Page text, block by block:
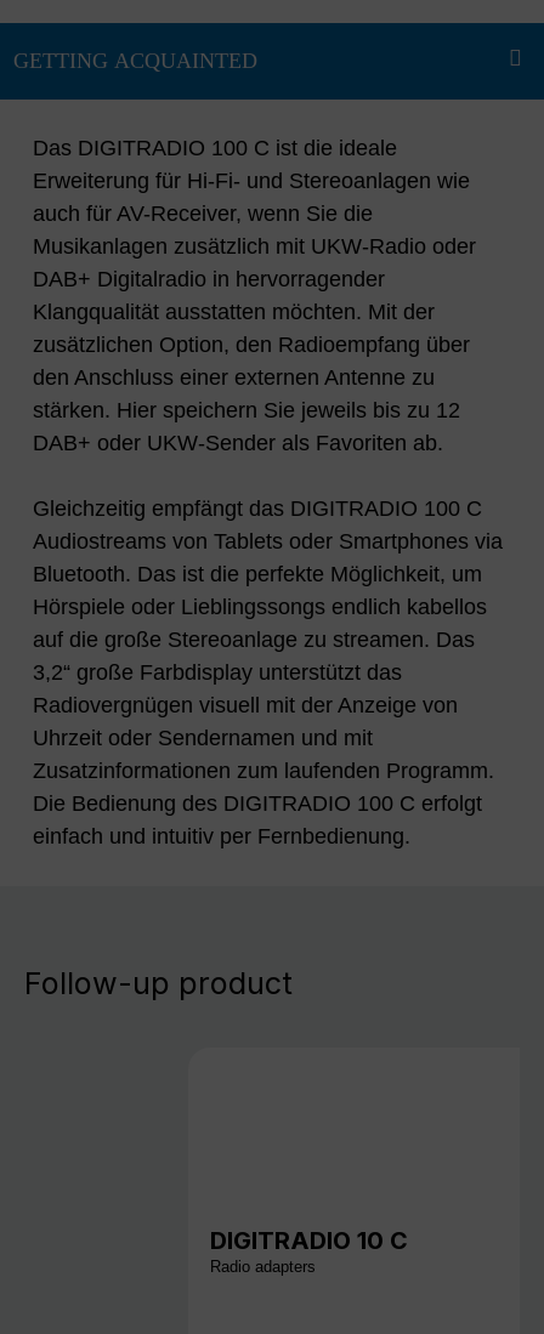
Das DIGITRADIO 100 C ist die ideale
Erweiterung für Hi-Fi- und Stereoanlagen wie
auch für AV-Receiver, wenn Sie die
Musikanlagen zusätzlich mit UKW-Radio oder
DAB+ Digitalradio in hervorragender
Klangqualität ausstatten möchten. Mit der
zusätzlichen Option, den Radioempfang über
den Anschluss einer externen Antenne zu
stärken. Hier speichern Sie jeweils bis zu 12
DAB+ oder UKW-Sender als Favoriten ab.
Gleichzeitig empfängt das DIGITRADIO 100 C
Audiostreams von Tablets oder Smartphones via
Bluetooth. Das ist die perfekte Möglichkeit, um
Hörspiele oder Lieblingssongs endlich kabellos
auf die große Stereoanlage zu streamen. Das
3,2“ große Farbdisplay unterstützt das
Radiovergnügen visuell mit der Anzeige von
Uhrzeit oder Sendernamen und mit
Zusatzinformationen zum laufenden Programm.
Die Bedienung des DIGITRADIO 100 C erfolgt
einfach und intuitiv per Fernbedienung.
Follow-up product
DIGITRADIO 10 C
Radio adapters